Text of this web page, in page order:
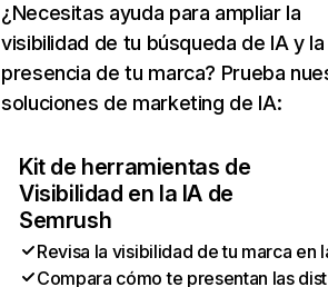
¿Necesitas ayuda para ampliar la
visibilidad de tu búsqueda de IA y la
presencia de tu marca? Prueba
soluciones de marketing de IA:
Kit de herramientas de
Visibilidad en la IA de
Semrush
Revisa la visibilidad de tu marca en
Compara cómo te presentan las